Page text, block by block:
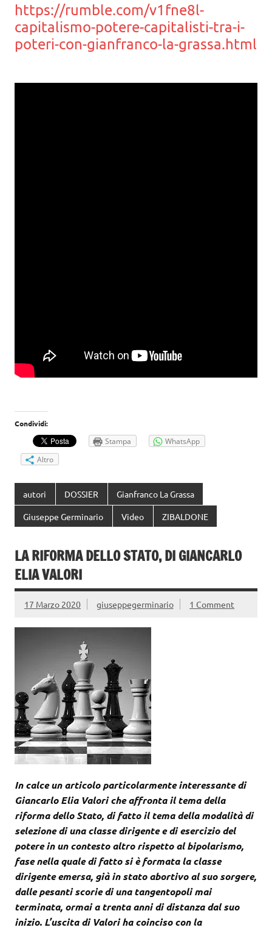
https://rumble.com/v1fne8l-
capitalismo-potere-capitalisti-tra-i-
poteri-con-gianfranco-la-grassa.html
Condividi:
Stampa
WhatsApp
Altro
autori DOSSIER Gianfranco La Grassa
Giuseppe Germinario Video ZIBALDONE
LA RIFORMA DELLO STATO, DI GIANCARLO
ELIA VALORI
17 Marzo 2020 giuseppegerminario 1 Comment
In calce un articolo particolarmente interessante di
Giancarlo Elia Valori che affronta il tema della
riforma dello Stato, di fatto il tema della modalità di
selezione di una classe dirigente e di esercizio del
potere in un contesto altro rispetto al bipolarismo,
fase nella quale di fatto si è formata la classe
dirigente emersa, già in stato abortivo al suo sorgere,
dalle pesanti scorie di una tangentopoli mai
terminata, ormai a trenta anni di distanza dal suo
inizio. L’uscita di Valori ha coinciso con la